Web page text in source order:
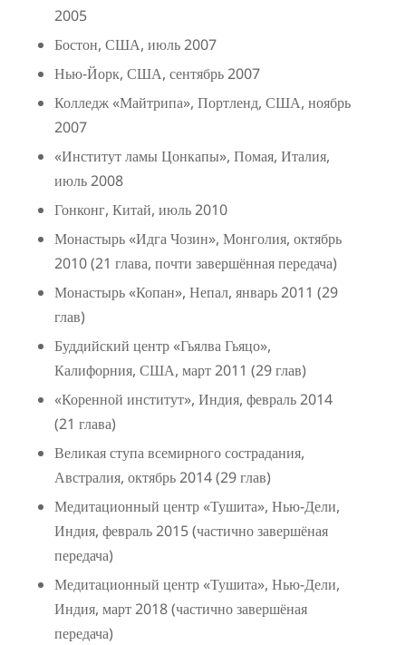
2005
Бостон, США, июль 2007
Нью-Йорк, США, сентябрь 2007
Колледж «Майтрипа», Портленд, США, ноябрь
2007
«Институт ламы Цонкапы», Помая, Италия,
июль 2008
Гонконг, Китай, июль 2010
Монастырь «Идга Чозин», Монголия, октябрь
2010 (21 глава, почти завершённая передача)
Монастырь «Копан», Непал, январь 2011 (29
глав)
Буддийский центр «Гьялва Гьяцо»,
Калифорния, США, март 2011 (29 глав)
«Коренной институт», Индия, февраль 2014
(21 глава)
Великая ступа всемирного сострадания,
Австралия, октябрь 2014 (29 глав)
Медитационный центр «Тушита», Нью-Дели,
Индия, февраль 2015 (частично завершёная
передача)
Медитационный центр «Тушита», Нью-Дели,
Индия, март 2018 (частично завершёная
передача)